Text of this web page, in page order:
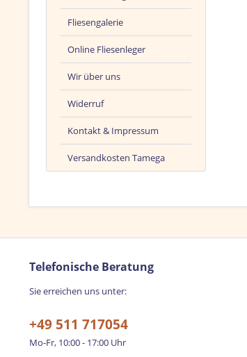
Fliesengalerie
Online Fliesenleger
Wir über uns
Widerruf
Kontakt & Impressum
Versandkosten Tamega
Telefonische Beratung
Sie erreichen uns unter:
+49 511 717054
Mo-Fr, 10:00 - 17:00 Uhr